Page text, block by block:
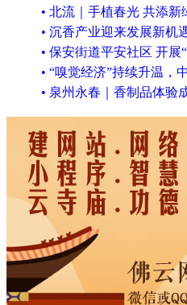
• 北流｜手植春光 共添新
• 沉香产业迎来发展新机
• 保安街道平安社区 开
• “嗅觉经济”持续升温，
• 泉州永春｜香制品体验